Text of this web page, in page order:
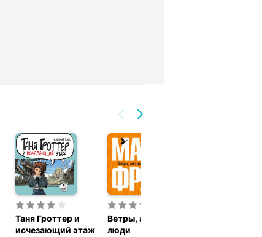
Таня Гроттер и
исчезающий этаж
Ветры, ангелы и
люди